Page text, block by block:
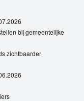
bij gemeentelijke
zichtbaarder